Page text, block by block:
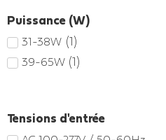
Puissance (W)
31-38W (1)
39-65W (1)
Tensions d'entrée